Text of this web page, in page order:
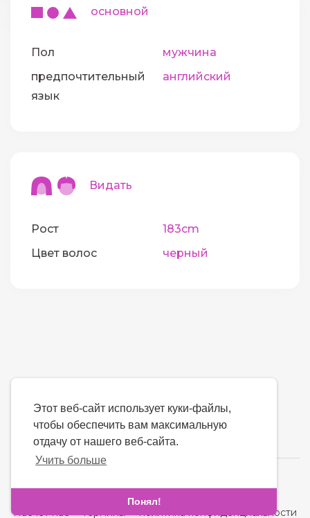
Этот веб-сайт использует куки-файлы,
чтобы обеспечить вам максимальную
отдачу от нашего веб-сайта.
Учить больше
Понял!
основной
Пол
мужчина
предпочтительный
язык
английский
Видать
Рост
183cm
Цвет волос
черный
Насчет нас-термины-политика конфиденциальности